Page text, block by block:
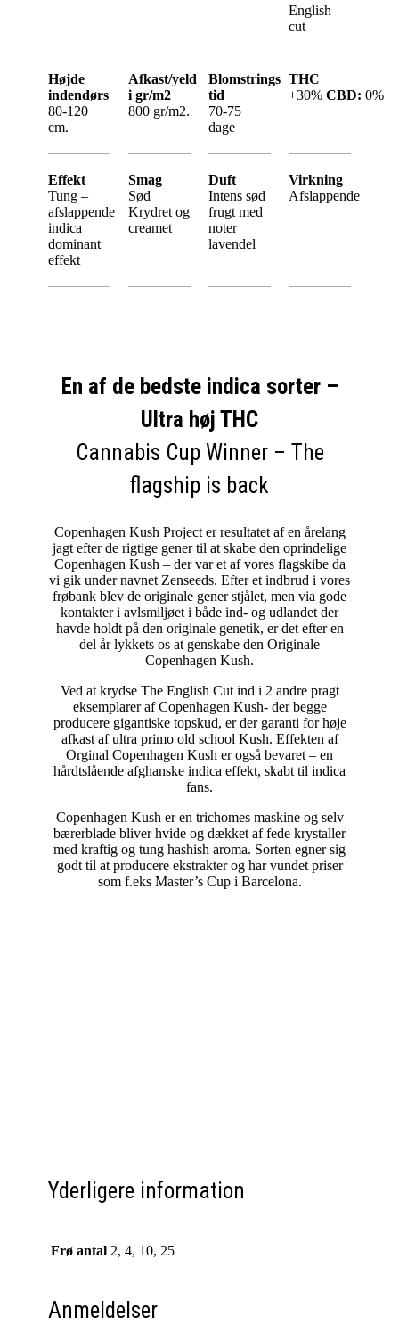
English
cut
Højde
indendørs
80-120
cm.
Afkast/yeld
i gr/m2
800 gr/m2.
Blomstrings
tid
70-75
dage
THC
+30% CBD: 0%
Effekt
Tung –
afslappende
indica
dominant
effekt
Smag
Sød
Krydret og
creamet
Duft
Intens sød
frugt med
noter
lavendel
Virkning
Afslappende
En af de bedste indica sorter –
Ultra høj THC
Cannabis Cup Winner – The
flagship is back
Copenhagen Kush Project er resultatet af en årelang
jagt efter de rigtige gener til at skabe den oprindelige
Copenhagen Kush – der var et af vores flagskibe da
vi gik under navnet Zenseeds. Efter et indbrud i vores
frøbank blev de originale gener stjålet, men via gode
kontakter i avlsmiljøet i både ind- og udlandet der
havde holdt på den originale genetik, er det efter en
del år lykkets os at genskabe den Originale
Copenhagen Kush.
Ved at krydse The English Cut ind i 2 andre pragt
eksemplarer af Copenhagen Kush- der begge
producere gigantiske topskud, er der garanti for høje
afkast af ultra primo old school Kush. Effekten af
Orginal Copenhagen Kush er også bevaret – en
hårdtslående afghanske indica effekt, skabt til indica
fans.
Copenhagen Kush er en trichomes maskine og selv
bærerblade bliver hvide og dækket af fede krystaller
med kraftig og tung hashish aroma. Sorten egner sig
godt til at producere ekstrakter og har vundet priser
som f.eks Master’s Cup i Barcelona.
Yderligere information
Frø antal 2, 4, 10, 25
Anmeldelser